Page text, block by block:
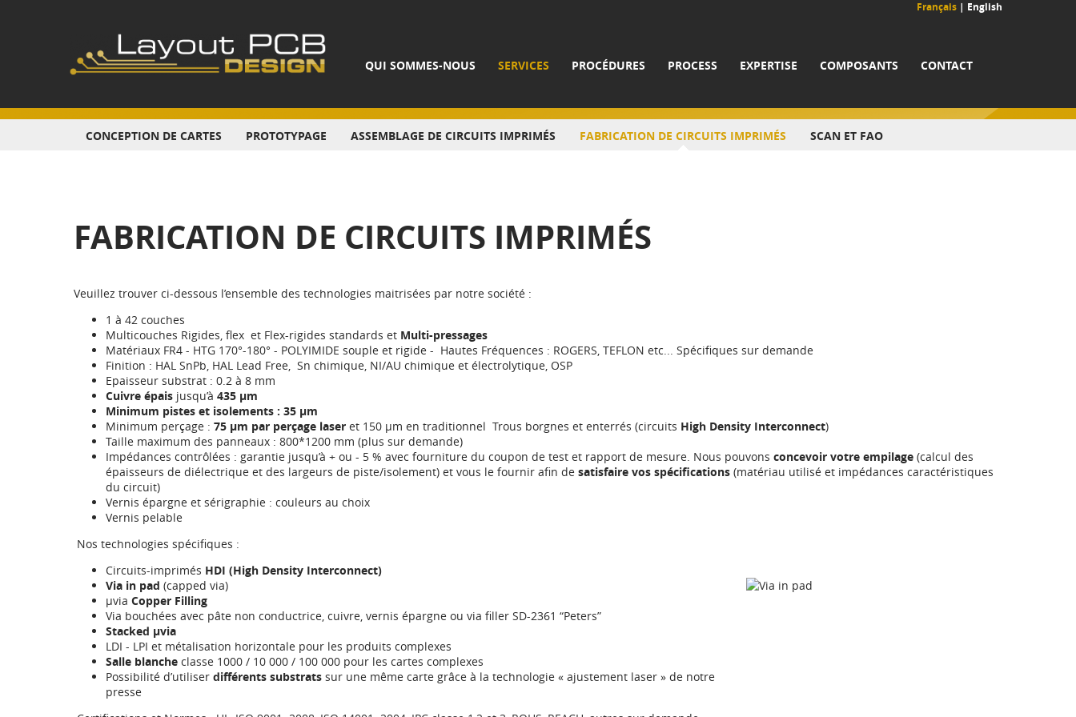
Français | English
QUI SOMMES-NOUS SERVICES PROCÉDURES PROCESS EXPERTISE COMPOSANTS CONTACT
CONCEPTION DE CARTES PROTOTYPAGE ASSEMBLAGE DE CIRCUITS IMPRIMÉS FABRICATION DE CIRCUITS IMPRIMÉS SCAN ET FAO
FABRICATION DE CIRCUITS IMPRIMÉS
Veuillez trouver ci-dessous l’ensemble des technologies maitrisées par notre société :
1 à 42 couches
Multicouches Rigides, flex et Flex-rigides standards et Multi-pressages
Matériaux FR4 - HTG 170°-180° - POLYIMIDE souple et rigide - Hautes Fréquences : ROGERS, TEFLON etc... Spécifiques sur demande
Finition : HAL SnPb, HAL Lead Free, Sn chimique, NI/AU chimique et électrolytique, OSP
Epaisseur substrat : 0.2 à 8 mm
Cuivre épais jusqu’à 435 µm
Minimum pistes et isolements : 35 µm
Minimum perçage : 75 µm par perçage laser et 150 µm en traditionnel Trous borgnes et enterrés (circuits High Density Interconnect)
Taille maximum des panneaux : 800*1200 mm (plus sur demande)
Impédances contrôlées : garantie jusqu’à + ou - 5 % avec fourniture du coupon de test et rapport de mesure. Nous pouvons concevoir votre empilage (calcul des
épaisseurs de diélectrique et des largeurs de piste/isolement) et vous le fournir afin de satisfaire vos spécifications (matériau utilisé et impédances caractéristiques
du circuit)
Vernis épargne et sérigraphie : couleurs au choix
Vernis pelable
Nos technologies spécifiques :
Circuits-imprimés HDI (High Density Interconnect)
Via in pad (capped via)
µvia Copper Filling
Via bouchées avec pâte non conductrice, cuivre, vernis épargne ou via filler SD-2361 “Peters”
Stacked µvia
LDI - LPI et métalisation horizontale pour les produits complexes
Salle blanche classe 1000 / 10 000 / 100 000 pour les cartes complexes
Possibilité d’utiliser différents substrats sur une même carte grâce à la technologie « ajustement laser » de notre
presse